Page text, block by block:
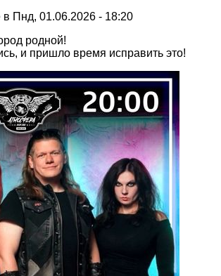
Пнд, 01.06.2026 - 18:20
родной!
и пришло время исправить это!